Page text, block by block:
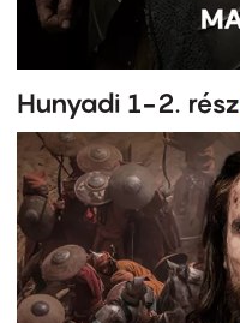
Hunyadi 1-2. rész